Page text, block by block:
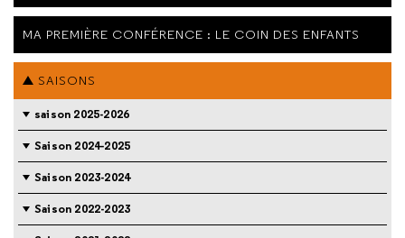
MA PREMIÈRE CONFÉRENCE : LE COIN DES ENFANTS
SAISONS
saison 2025-2026
Saison 2024-2025
Saison 2023-2024
Saison 2022-2023